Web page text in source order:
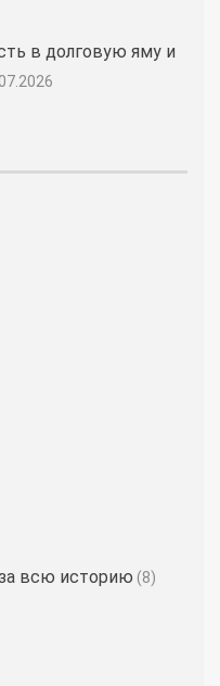
в долговую яму и
всю историю (8)